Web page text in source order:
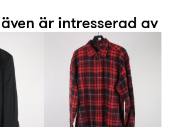
är intresserad av